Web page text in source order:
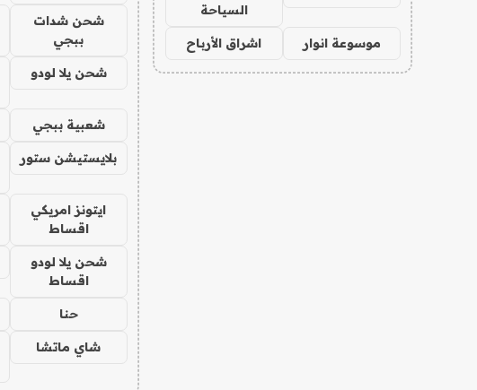
السياحة
موسوعة انوار اشراق الأرباح
شحن شدات
ببجي
شحن يلا لودو
شعبية ببجي
بلايستيشن ستور
ايتونز امريكي
اقساط
شحن يلا لودو
اقساط
حنا
شاي ماتشا